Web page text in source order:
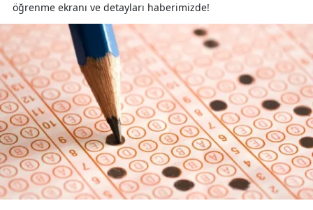
öğrenme ekranı ve detayları haberimizde!